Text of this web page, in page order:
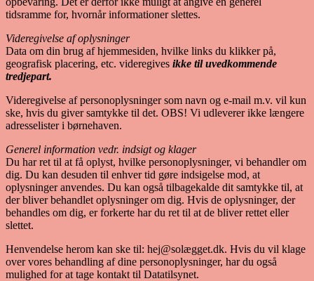
tidsramme for, hvornår informationer slettes.
Videregivelse af oplysninger
Data om din brug af hjemmesiden, hvilke links du klikker på,
geografisk placering, etc. videregives ikke til uvedkommende
tredjepart.
Videregivelse af personoplysninger som navn og e-mail m.v. vil kun
ske, hvis du giver samtykke til det. OBS! Vi udleverer ikke længere
adresselister i børnehaven.
Generel information vedr. indsigt og klager
Du har ret til at få oplyst, hvilke personoplysninger, vi behandler om
dig. Du kan desuden til enhver tid gøre indsigelse mod, at
oplysninger anvendes. Du kan også tilbagekalde dit samtykke til, at
der bliver behandlet oplysninger om dig. Hvis de oplysninger, der
behandles om dig, er forkerte har du ret til at de bliver rettet eller
slettet.
Henvendelse herom kan ske til: hej@solægget.dk. Hvis du vil klage
over vores behandling af dine personoplysninger, har du også
mulighed for at tage kontakt til Datatilsynet.